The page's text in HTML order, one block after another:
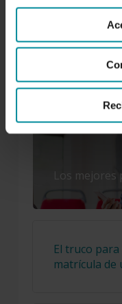
Facebook
Twitter
Los mejores
El truco
matrícula de